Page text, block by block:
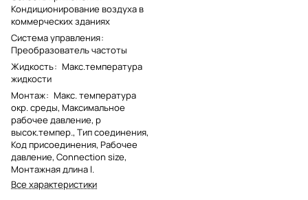
Кондиционирование воздуха в
коммерческих зданиях
Система управления:
Преобразователь частоты
Жидкость: Макс.температура
жидкости
Монтаж: Макс. температура
окр. среды, Максимальное
рабочее давление, p
высок.темпер., Тип соединения,
Код присоединения, Рабочее
давление, Connection size,
Монтажная длина l.
Все характеристики